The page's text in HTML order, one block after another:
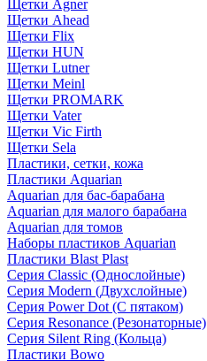
Щетки Agner
Щетки Ahead
Щетки Flix
Щетки HUN
Щетки Lutner
Щетки Meinl
Щетки PROMARK
Щетки Vater
Щетки Vic Firth
Щетки Sela
Пластики, сетки, кожа
Пластики Aquarian
Aquarian для бас-барабана
Aquarian для малого барабана
Aquarian для томов
Наборы пластиков Aquarian
Пластики Blast Plast
Серия Classic (Однослойные)
Серия Modern (Двухслойные)
Серия Power Dot (С пятаком)
Серия Resonance (Резонаторные)
Серия Silent Ring (Кольца)
Пластики Bowo